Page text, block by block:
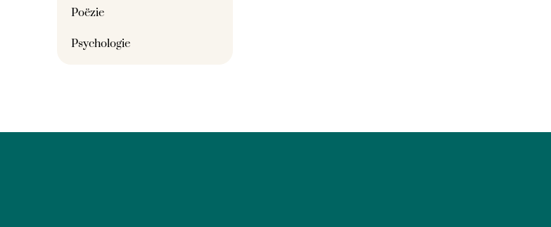
Poëzie
Psychologie